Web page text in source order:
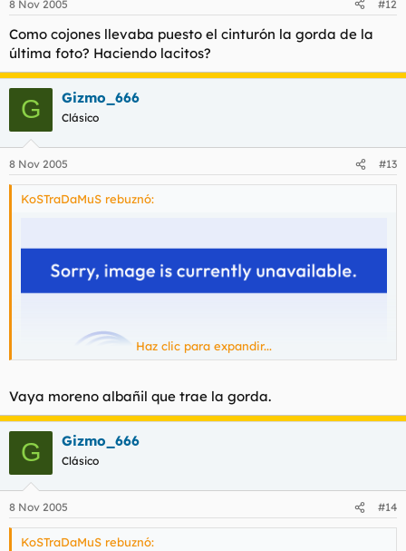
8 Nov 2005 #12
Como cojones llevaba puesto el cinturón la gorda de la
última foto? Haciendo lacitos?
G Gizmo_666
Clásico
8 Nov 2005 #13
KoSTraDaMuS rebuznó:
Haz clic para expandir...
Vaya moreno albañil que trae la gorda.
G Gizmo_666
Clásico
8 Nov 2005 #14
KoSTraDaMuS rebuznó: